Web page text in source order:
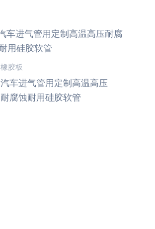
橡胶板
汽车进气管用定制高温高压
耐腐蚀耐用硅胶软管